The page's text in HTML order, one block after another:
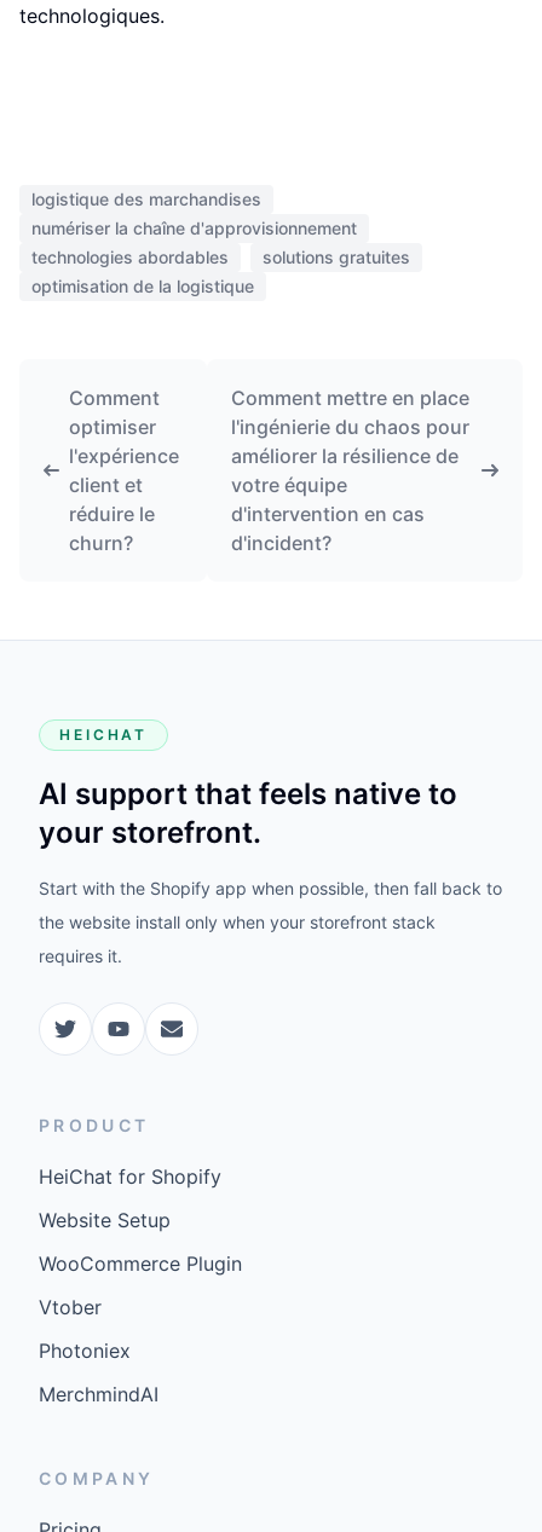
technologiques.
logistique des marchandises
numériser la chaîne d'approvisionnement
technologies abordables
solutions gratuites
optimisation de la logistique
Comment
optimiser
l'expérience
client et
réduire le
churn?
Comment mettre en place
l'ingénierie du chaos pour
améliorer la résilience de
votre équipe
d'intervention en cas
d'incident?
HEICHAT
AI support that feels native to
your storefront.
Start with the Shopify app when possible, then fall back to
the website install only when your storefront stack
requires it.
PRODUCT
HeiChat for Shopify
Website Setup
WooCommerce Plugin
Vtober
Photoniex
MerchmindAI
COMPANY